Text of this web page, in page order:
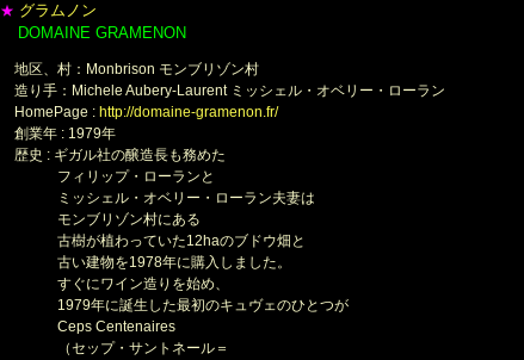
★ グラムノン
DOMAINE GRAMENON
地区、村：Monbrison モンブリゾン村
造り手：Michele Aubery-Laurent ミッシェル・オベリー・ローラン
HomePage : http://domaine-gramenon.fr/
創業年 : 1979年
歴史 : ギガル社の醸造長も務めた
フィリップ・ローランと
ミッシェル・オベリー・ローラン夫妻は
モンブリゾン村にある
古樹が植わっていた12haのブドウ畑と
古い建物を1978年に購入しました。
すぐにワイン造りを始め、
1979年に誕生した最初のキュヴェのひとつが
Ceps Centenaires
（セップ・サントネール＝